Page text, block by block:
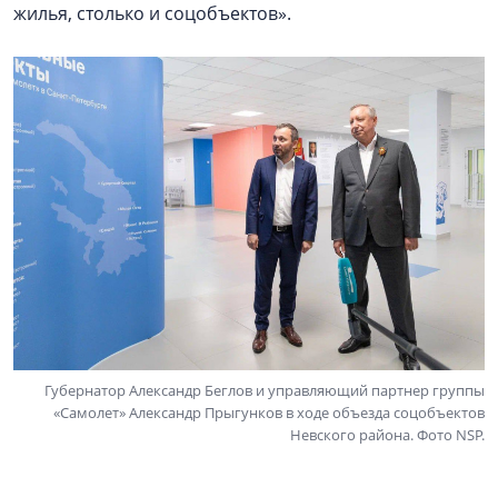
жилья, столько и соцобъектов».
Губернатор Александр Беглов и управляющий партнер группы
«Самолет» Александр Прыгунков в ходе объезда соцобъектов
Невского района. Фото NSP.